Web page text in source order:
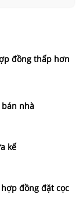
đồng thấp hơn
nhà
kế
đồng đặt cọc